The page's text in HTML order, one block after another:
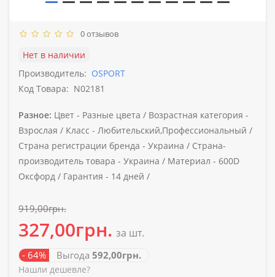
0 отзывов
Нет в наличии
Производитель: OSPORT
Код Товара: N02181
Разное: Цвет - Разные цвета / Возрастная категория -
Взрослая / Класс - Любительский,Профессиональный /
Страна регистрации бренда - Украина / Страна-
производитель товара - Украина / Материал - 600D
Оксфорд / Гарантия - 14 дней /
919,00грн.
327,00грн. за шт.
- 64% Выгода 592,00грн.
Нашли дешевле?